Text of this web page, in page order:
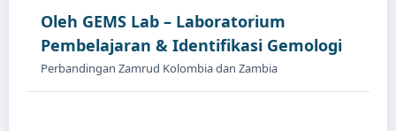
Oleh GEMS Lab – Laboratorium
Pembelajaran & Identifikasi Gemologi
Perbandingan Zamrud Kolombia dan Zambia